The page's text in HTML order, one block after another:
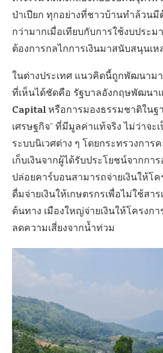
ป่าเปียก ทุกอย่างที่ชาวบ้านทำล้วน
กว่ามากเมื่อเทียบกับการใช้งบประม
ต้องการกลไกการเงินมาสนับสนุนเห
ในต่างประเทศ แนวคิดนี้ถูกพัฒนาม
ที่เห็นได้ชัดคือ รัฐบาลอังกฤษพัฒนา
Capitalหรือการมองธรรมชาติในฐ
เศรษฐกิจ” ที่มีมูลค่าแท้จริง ไม่ว่าจะ
ระบบนิเวศต่าง ๆ โดยกระทรวงการ
เก็บเงินจากผู้ได้รับประโยชน์จากกา
ปล่อยคาร์บอนสามารถจ่ายเงินให้โ
ดื่มจ่ายเงินให้เกษตรกรเพื่อไม่ใช้สา
ต้นทาง เมืองใหญ่จ่ายเงินให้โครงก
ลดความเสี่ยงจากน้ำท่วม